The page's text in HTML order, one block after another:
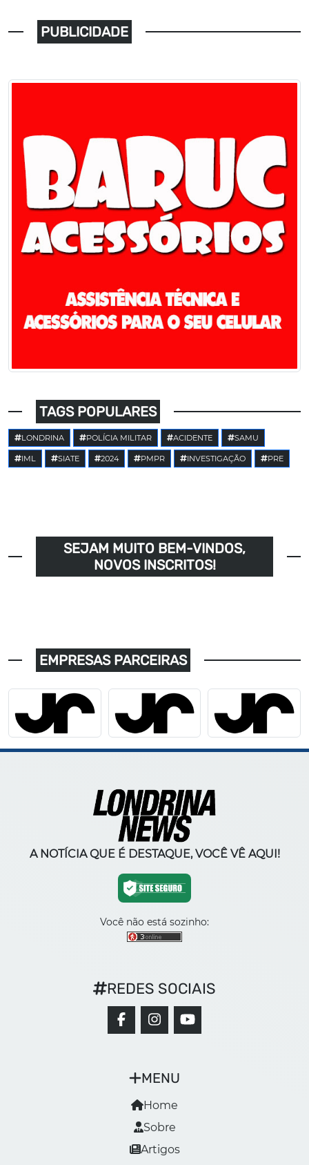
PUBLICIDADE
TAGS POPULARES
LONDRINA POLÍCIA MILITAR ACIDENTE SAMU
IML SIATE 2024 PMPR INVESTIGAÇÃO PRE
SEJAM MUITO BEM-VINDOS,
NOVOS INSCRITOS!
EMPRESAS PARCEIRAS
A NOTÍCIA QUE É DESTAQUE, VOCÊ VÊ AQUI!
Você não está sozinho:
MENU
Home
Sobre
Artigos
REDES SOCIAIS